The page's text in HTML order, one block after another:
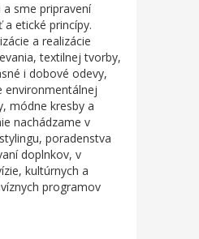
sme pripravení
etické princípy.
a realizácie
textilnej tvorby,
i dobové odevy,
environmentálnej
módne kresby a
nachádzame v
poradenstva
doplnkov, v
kultúrnych a
programov